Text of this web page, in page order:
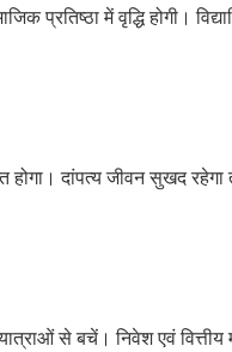
प्रतिष्ठा में वृद्धि होगी।
दांपत्य जीवन सुखद रहेगा
से बचें। निवेश एवं वित्तीय